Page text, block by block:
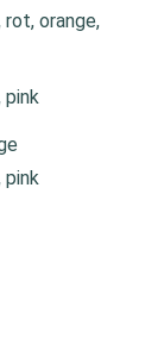
rot, orange,
pink
pink